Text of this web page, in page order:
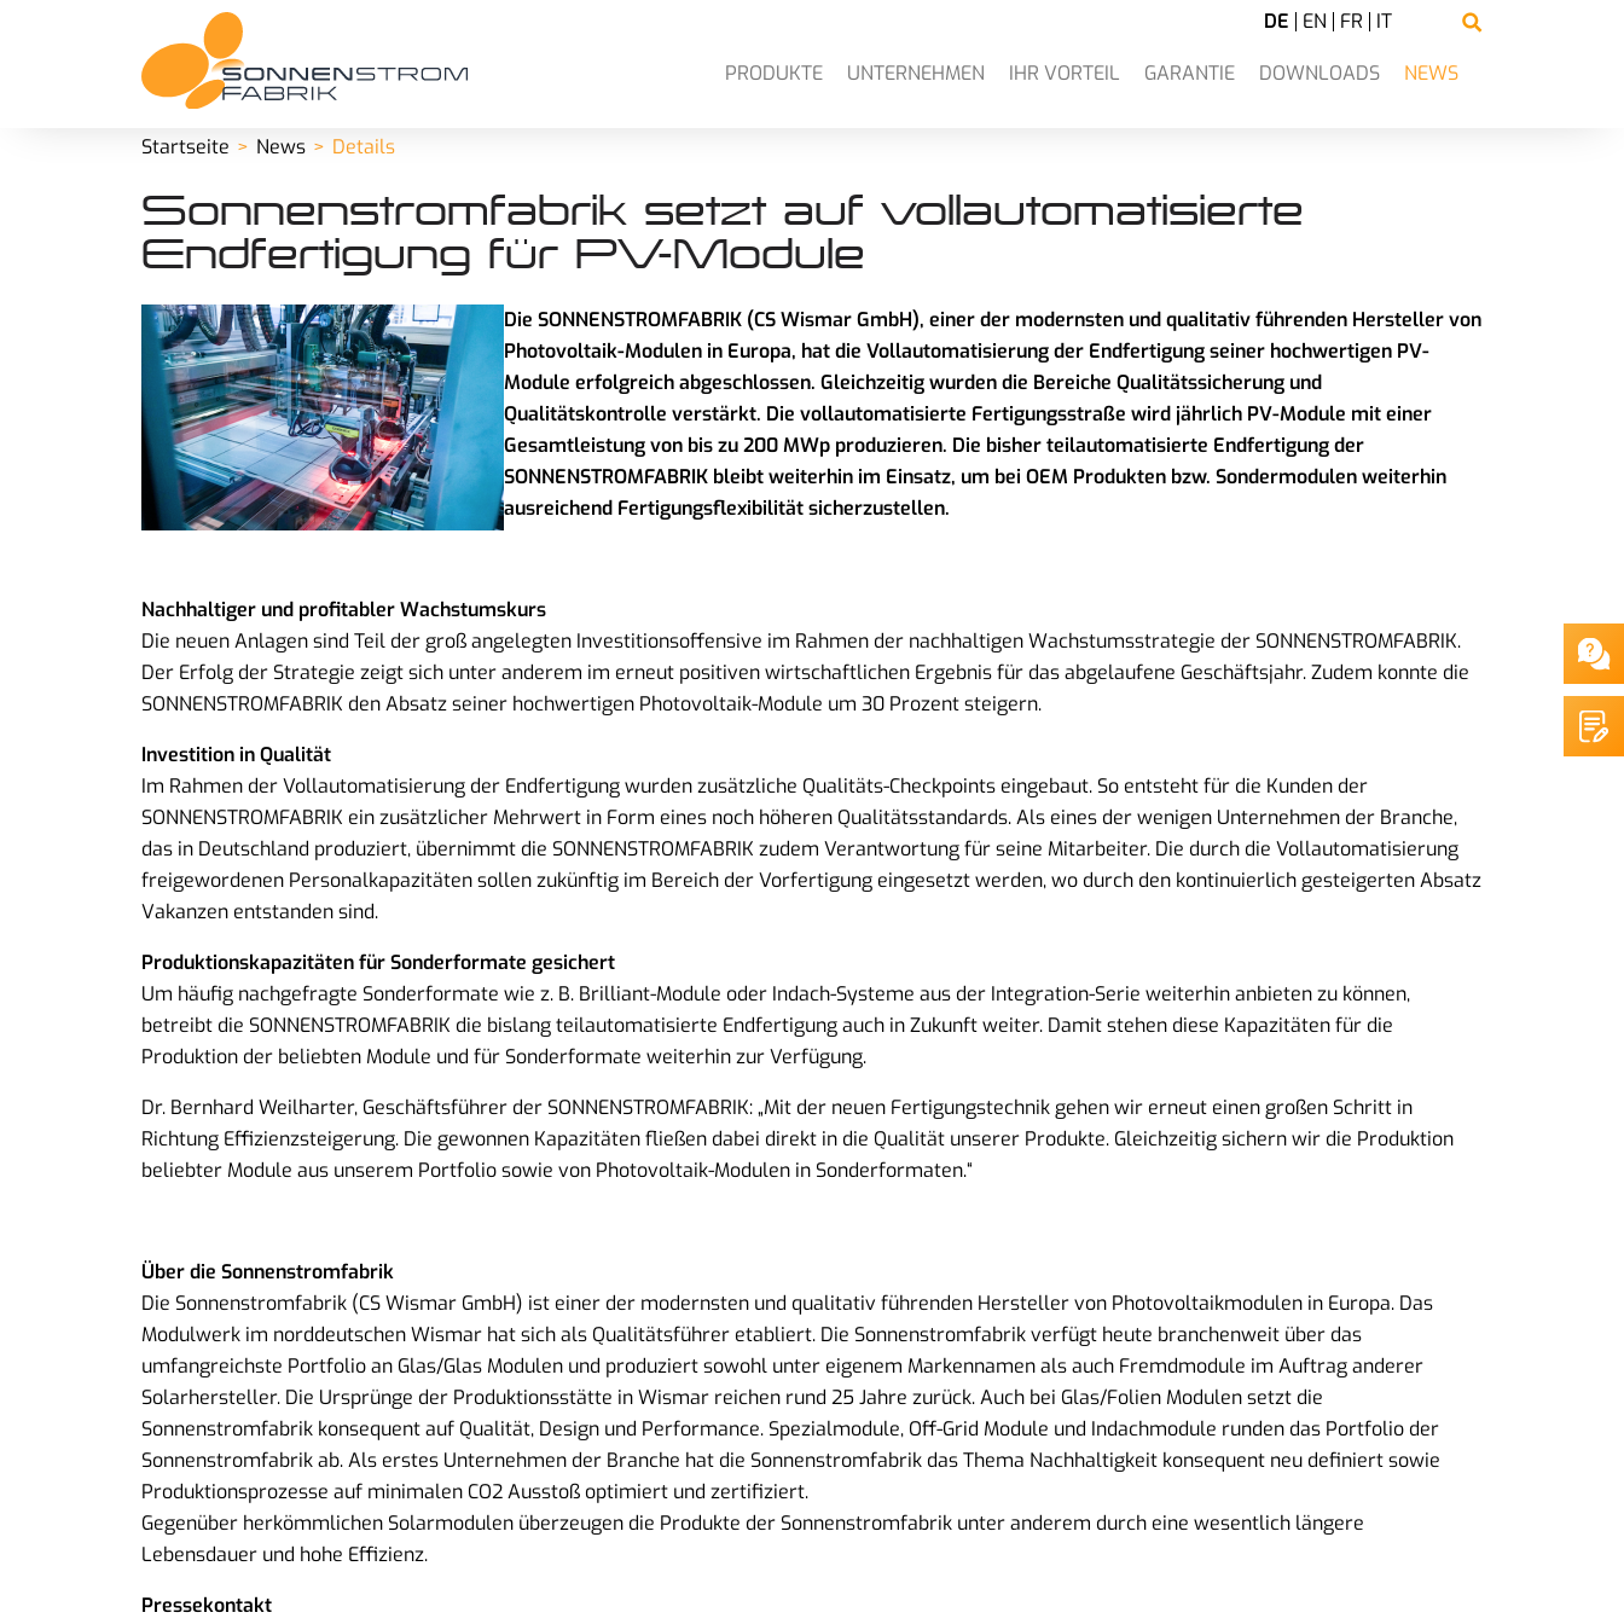
PRODUKTE UNTERNEHMEN IHR VORTEIL GARANTIE DOWNLOADS NEWS
DE EN FR IT
Startseite News Details
Sonnenstromfabrik setzt auf vollautomatisierte
Endfertigung für PV-Module
Die SONNENSTROMFABRIK (CS Wismar GmbH), einer der modernsten und qualitativ führenden Hersteller von
Photovoltaik-Modulen in Europa, hat die Vollautomatisierung der Endfertigung seiner hochwertigen PV-
Module erfolgreich abgeschlossen. Gleichzeitig wurden die Bereiche Qualitätssicherung und
Qualitätskontrolle verstärkt. Die vollautomatisierte Fertigungsstraße wird jährlich PV-Module mit einer
Gesamtleistung von bis zu 200 MWp produzieren. Die bisher teilautomatisierte Endfertigung der
SONNENSTROMFABRIK bleibt weiterhin im Einsatz, um bei OEM Produkten bzw. Sondermodulen weiterhin
ausreichend Fertigungsflexibilität sicherzustellen.
Nachhaltiger und profitabler Wachstumskurs
Die neuen Anlagen sind Teil der groß angelegten Investitionsoffensive im Rahmen der nachhaltigen Wachstumsstrategie der SONNENSTROMFABRIK.
Der Erfolg der Strategie zeigt sich unter anderem im erneut positiven wirtschaftlichen Ergebnis für das abgelaufene Geschäftsjahr. Zudem konnte die
SONNENSTROMFABRIK den Absatz seiner hochwertigen Photovoltaik-Module um 30 Prozent steigern.
Investition in Qualität
Im Rahmen der Vollautomatisierung der Endfertigung wurden zusätzliche Qualitäts-Checkpoints eingebaut. So entsteht für die Kunden der
SONNENSTROMFABRIK ein zusätzlicher Mehrwert in Form eines noch höheren Qualitätsstandards. Als eines der wenigen Unternehmen der Branche,
das in Deutschland produziert, übernimmt die SONNENSTROMFABRIK zudem Verantwortung für seine Mitarbeiter. Die durch die Vollautomatisierung
freigewordenen Personalkapazitäten sollen zukünftig im Bereich der Vorfertigung eingesetzt werden, wo durch den kontinuierlich gesteigerten Absatz
Vakanzen entstanden sind.
Produktionskapazitäten für Sonderformate gesichert
Um häufig nachgefragte Sonderformate wie z. B. Brilliant-Module oder Indach-Systeme aus der Integration-Serie weiterhin anbieten zu können,
betreibt die SONNENSTROMFABRIK die bislang teilautomatisierte Endfertigung auch in Zukunft weiter. Damit stehen diese Kapazitäten für die
Produktion der beliebten Module und für Sonderformate weiterhin zur Verfügung.
Dr. Bernhard Weilharter, Geschäftsführer der SONNENSTROMFABRIK: „Mit der neuen Fertigungstechnik gehen wir erneut einen großen Schritt in
Richtung Effizienzsteigerung. Die gewonnen Kapazitäten fließen dabei direkt in die Qualität unserer Produkte. Gleichzeitig sichern wir die Produktion
beliebter Module aus unserem Portfolio sowie von Photovoltaik-Modulen in Sonderformaten.“
Über die Sonnenstromfabrik
Die Sonnenstromfabrik (CS Wismar GmbH) ist einer der modernsten und qualitativ führenden Hersteller von Photovoltaikmodulen in Europa. Das
Modulwerk im norddeutschen Wismar hat sich als Qualitätsführer etabliert. Die Sonnenstromfabrik verfügt heute branchenweit über das
umfangreichste Portfolio an Glas/Glas Modulen und produziert sowohl unter eigenem Markennamen als auch Fremdmodule im Auftrag anderer
Solarhersteller. Die Ursprünge der Produktionsstätte in Wismar reichen rund 25 Jahre zurück. Auch bei Glas/Folien Modulen setzt die
Sonnenstromfabrik konsequent auf Qualität, Design und Performance. Spezialmodule, Off-Grid Module und Indachmodule runden das Portfolio der
Sonnenstromfabrik ab. Als erstes Unternehmen der Branche hat die Sonnenstromfabrik das Thema Nachhaltigkeit konsequent neu definiert sowie
Produktionsprozesse auf minimalen CO2 Ausstoß optimiert und zertifiziert.
Gegenüber herkömmlichen Solarmodulen überzeugen die Produkte der Sonnenstromfabrik unter anderem durch eine wesentlich längere
Lebensdauer und hohe Effizienz.
Pressekontakt